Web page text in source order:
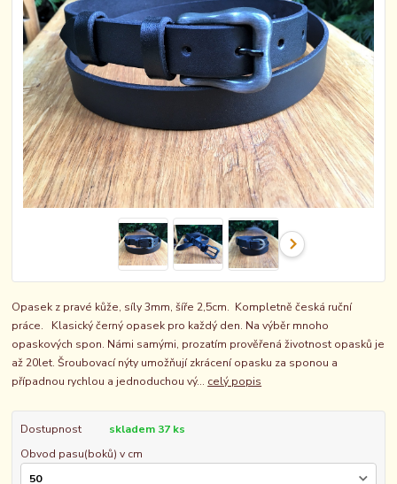
Opasek z pravé kůže, síly 3mm, šíře 2,5cm. Kompletně česká ruční
práce. Klasický černý opasek pro každý den. Na výběr mnoho
opaskových spon. Námi samými, prozatím prověřená životnost opasků je
až 20let. Šroubovací nýty umožňují zkrácení opasku za sponou a
případnou rychlou a jednoduchou vý... celý popis
Dostupnost
skladem 37 ks
Obvod pasu(boků) v cm